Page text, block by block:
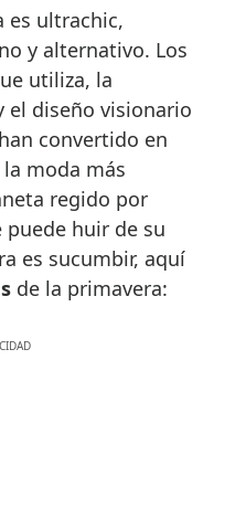
y alternativo. Los
utiliza, la
el diseño visionario
convertido en
moda más
regido por
puede huir de su
es sucumbir, aquí
de la primavera: